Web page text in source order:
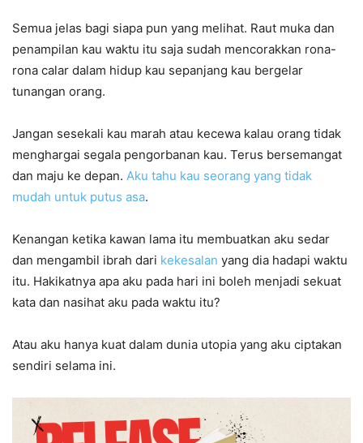
Semua jelas bagi siapa pun yang melihat. Raut muka dan
penampilan kau waktu itu saja sudah mencorakkan rona-
rona calar dalam hidup kau sepanjang kau bergelar
tunangan orang.
Jangan sesekali kau marah atau kecewa kalau orang tidak
menghargai segala pengorbanan kau. Terus bersemangat
dan maju ke depan. Aku tahu kau seorang yang tidak
mudah untuk putus asa.
Kenangan ketika kawan lama itu membuatkan aku sedar
dan mengambil ibrah dari kekesalan yang dia hadapi waktu
itu. Hakikatnya apa aku pada hari ini boleh menjadi sekuat
kata dan nasihat aku pada waktu itu?
Atau aku hanya kuat dalam dunia utopia yang aku ciptakan
sendiri selama ini.